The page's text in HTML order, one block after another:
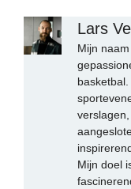
Lars
Mijn
Mijn doel